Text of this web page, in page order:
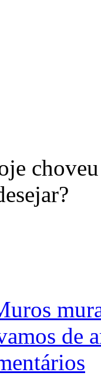
choveu
de